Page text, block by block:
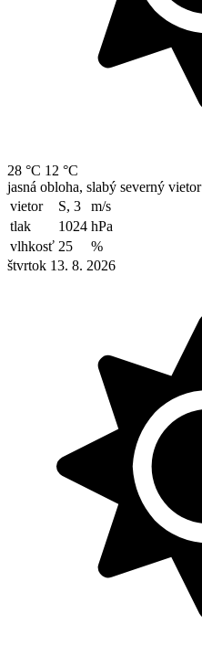
28 °C 12 °C
jasná obloha, slabý severný vietor
vietor
S, 3
m/s
tlak
1024 hPa
vlhkosť 25
%
štvrtok 13. 8. 2026